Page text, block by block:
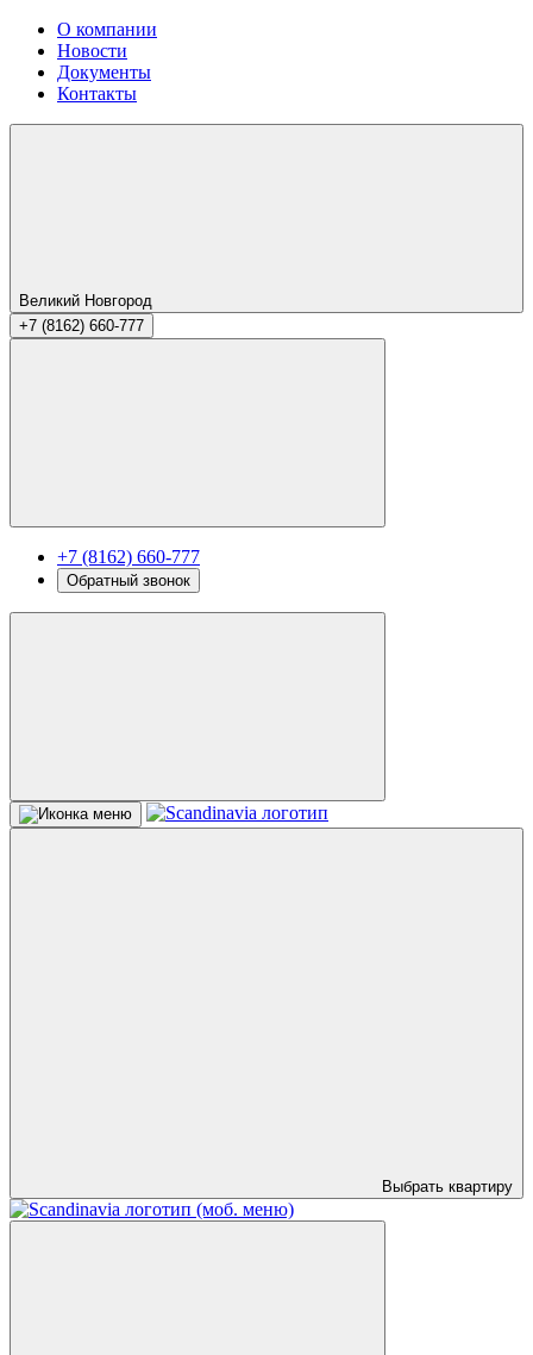
О компании
Новости
Документы
Контакты
Великий Новгород
+7 (8162) 660-777
+7 (8162) 660-777
Обратный звонок
Выбрать квартиру